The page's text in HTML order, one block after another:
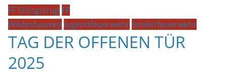
FF Düngstrup FF
Wildeshausen Jugendfeuerwehr Kinderfeuerwehr
TAG DER OFFENEN TÜR
2025